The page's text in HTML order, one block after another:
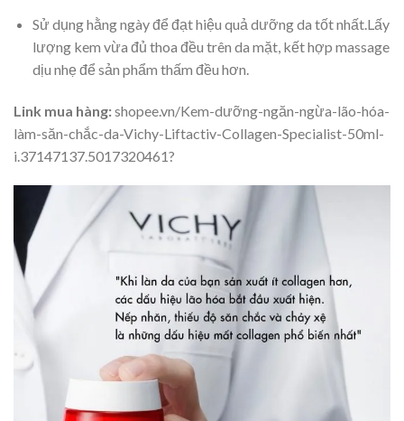
Sử dụng hằng ngày để đạt hiệu quả dưỡng da tốt nhất.Lấy
lượng kem vừa đủ thoa đều trên da mặt, kết hợp massage
dịu nhẹ để sản phẩm thấm đều hơn.
Link mua hàng:shopee.vn/Kem-dưỡng-ngăn-ngừa-lão-hóa-
làm-săn-chắc-da-Vichy-Liftactiv-Collagen-Specialist-50ml-
i.37147137.5017320461?